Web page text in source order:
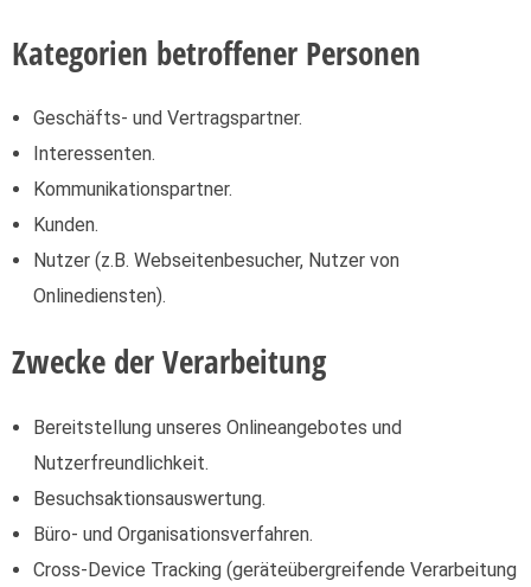
Kategorien betroffener Personen
Geschäfts- und Vertragspartner.
Interessenten.
Kommunikationspartner.
Kunden.
Nutzer (z.B. Webseitenbesucher, Nutzer von
Onlinediensten).
Zwecke der Verarbeitung
Bereitstellung unseres Onlineangebotes und
Nutzerfreundlichkeit.
Besuchsaktionsauswertung.
Büro- und Organisationsverfahren.
Cross-Device Tracking (geräteübergreifende Verarbeitung